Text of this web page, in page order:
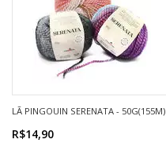
LÃ PINGOUIN SERENATA - 50G(155M)
R$14,90